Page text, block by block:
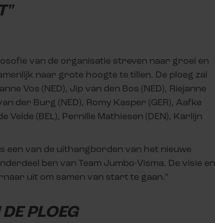
van de organisatie streven naar groei en
naar grote hoogte te tillen. De ploeg zal
Vos (NED), Jip van den Bos (NED), Riejanne
der Burg (NED), Romy Kasper (GER), Aafke
Velde (BEL), Pernille Mathiesen (DEN), Karlijn
een van de uithangborden van het nieuwe
ben van Team Jumbo-Visma. De visie en
uit om samen van start te gaan.”
PLOEG